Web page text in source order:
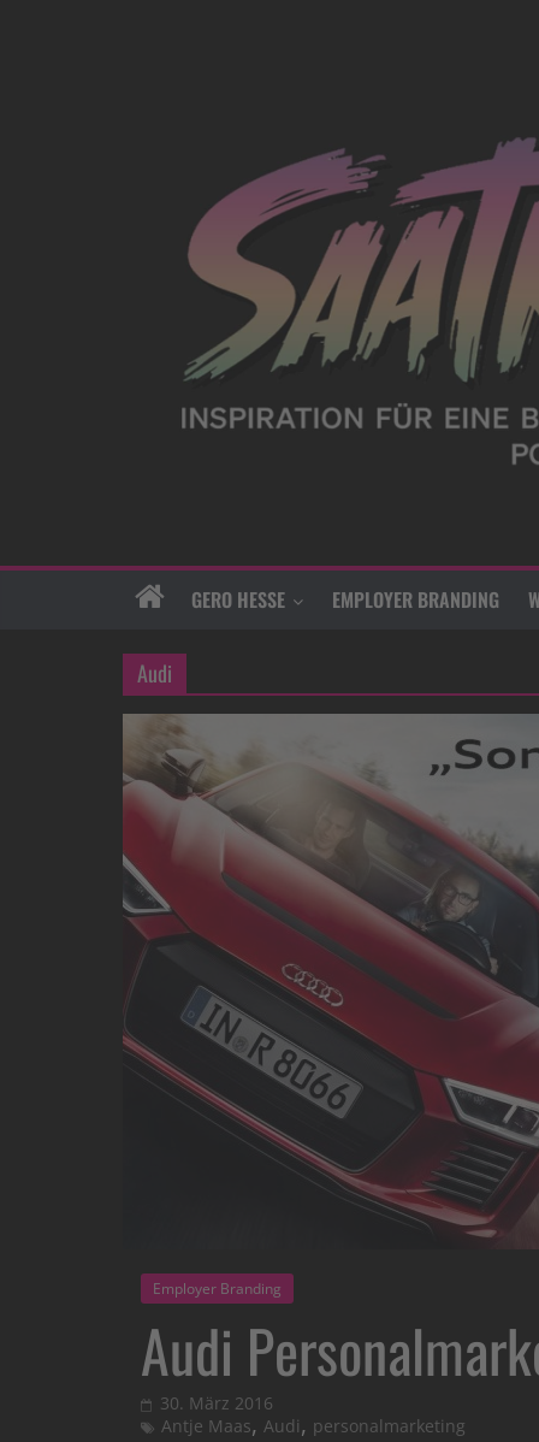
GERO HESSE EMPLOYER BRANDING
Audi
Employer Branding
Audi
30. März 2016
Antje Maas, Audi, personalmarketing